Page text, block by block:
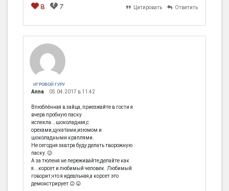
8 7 Цитировать Ответить
ИГРОВОЙ ГУРУ
Anna 05.04.2017 в 11:42
Влюблённая в зайца, приезжайте в гости я
вчера пробную паску
испекла...шоколадная,с
орехами,цукатами,изюмом и
шоколадными краплями.
Не сегодня завтра буду делать творожную
паску. 😉
А за тюленя не переживайте,делайте как
я...корсет и любимый человек. Любимый
говорит,что я идеальная,а корсет это
демонстрирует 😉 😛